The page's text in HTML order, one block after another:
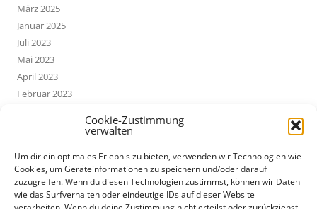
Cookie-Zustimmung
verwalten
Um dir ein optimales Erlebnis zu bieten, verwenden wir Technologien wie
Cookies, um Geräteinformationen zu speichern und/oder darauf
zuzugreifen. Wenn du diesen Technologien zustimmst, können wir Daten
wie das Surfverhalten oder eindeutige IDs auf dieser Website
März 2025
Januar 2025
Juli 2023
Mai 2023
April 2023
Februar 2023
Categories
Allgemein
Buchvorstellung